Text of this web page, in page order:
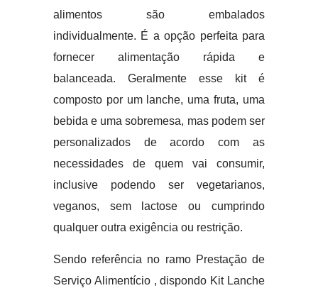
alimentos são embalados
individualmente. É a opção perfeita para
fornecer alimentação rápida e
balanceada. Geralmente esse kit é
composto por um lanche, uma fruta, uma
bebida e uma sobremesa, mas podem ser
personalizados de acordo com as
necessidades de quem vai consumir,
inclusive podendo ser vegetarianos,
veganos, sem lactose ou cumprindo
qualquer outra exigência ou restrição.
Sendo referência no ramo Prestação de
Serviço Alimentício , dispondo Kit Lanche